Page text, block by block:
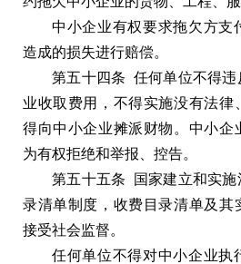
中小企业有权要求拖欠方支
造成的损失进行赔偿。
第五十四条 任何单位不得违
业收取费用，不得实施没有法律
得向中小企业摊派财物。中小企
为有权拒绝和举报、控告。
第五十五条 国家建立和实施
录清单制度，收费目录清单及其
接受社会监督。
任何单位不得对中小企业执